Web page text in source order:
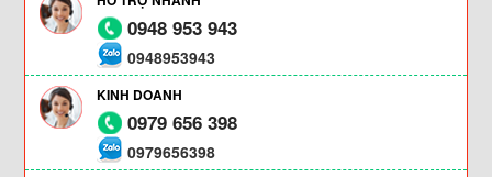
0948 953 943
0948953943
KINH DOANH
0979 656 398
0979656398